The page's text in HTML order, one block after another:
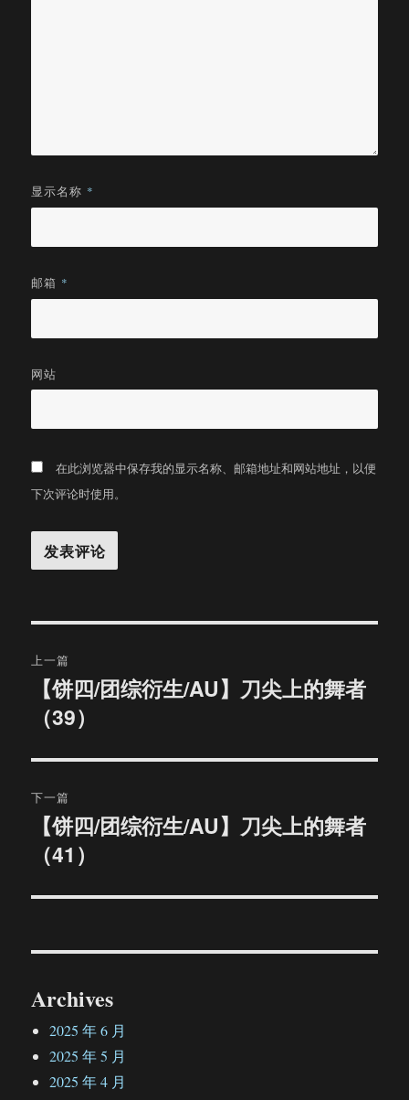
显示名称 *
邮箱 *
网站
在此浏览器中保存我的显示名称、邮箱地址和网站地址，以便
下次评论时使用。
章
导
航
上一篇
篇
章：
【饼四/团综衍生/AU】刀尖上的舞者
（39）
下一篇
篇
章：
【饼四/团综衍生/AU】刀尖上的舞者
（41）
Archives
2025 年 6 月
2025 年 5 月
2025 年 4 月